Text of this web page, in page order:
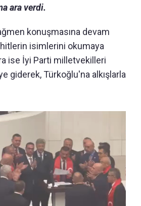
ara verdi.
konuşmasına devam
isimlerini okumaya
ise İyi Parti milletvekilleri
giderek, Türkoğlu'na alkışlarla